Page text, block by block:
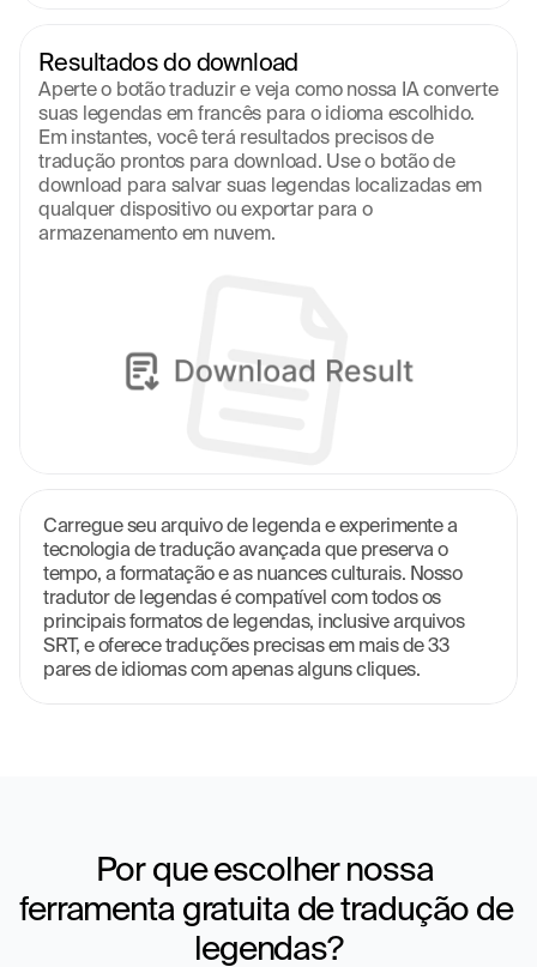
Resultados do download
Aperte o botão traduzir e veja como nossa IA converte
suas legendas em francês para o idioma escolhido.
Em instantes, você terá resultados precisos de
tradução prontos para download. Use o botão de
download para salvar suas legendas localizadas em
qualquer dispositivo ou exportar para o
armazenamento em nuvem.
Carregue seu arquivo de legenda e experimente a
tecnologia de tradução avançada que preserva o
tempo, a formatação e as nuances culturais. Nosso
tradutor de legendas é compatível com todos os
principais formatos de legendas, inclusive arquivos
SRT, e oferece traduções precisas em mais de 33
pares de idiomas com apenas alguns cliques.
Por que escolher nossa
ferramenta gratuita de tradução de
legendas?